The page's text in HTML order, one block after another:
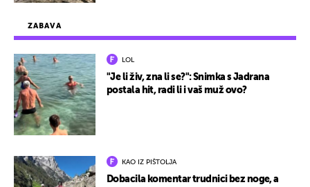
ZABAVA
LOL
"Je li živ, zna li se?": Snimka s Jadrana
postala hit, radi li i vaš muž ovo?
KAO IZ PIŠTOLJA
Dobacila komentar trudnici bez noge, a